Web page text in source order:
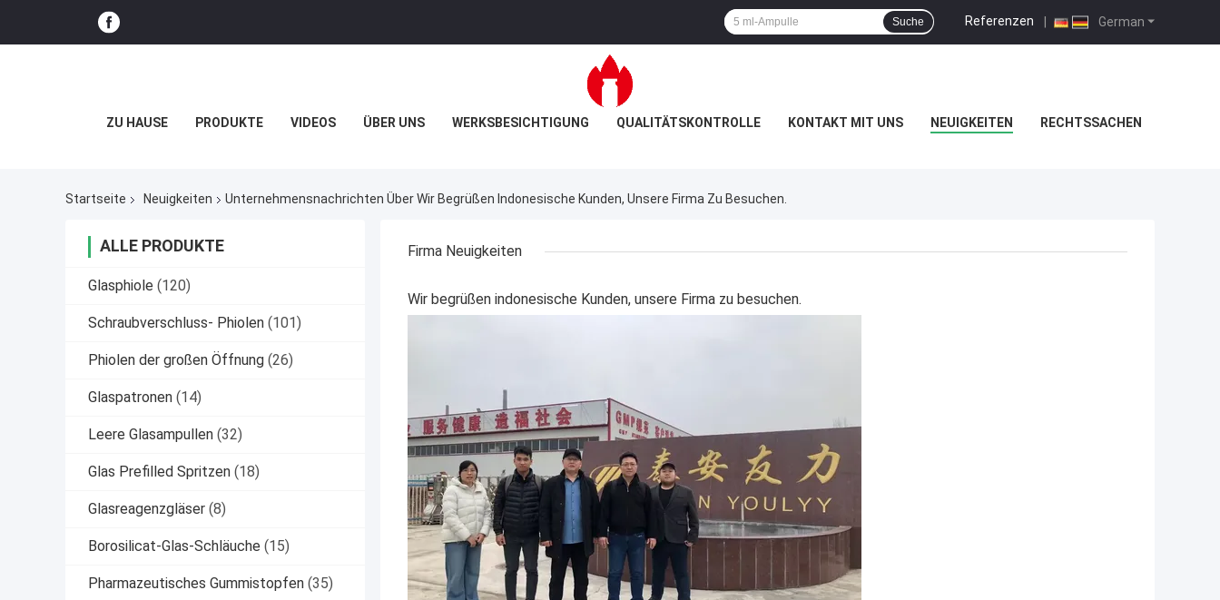
German
Referenzen |
Suche
ZU HAUSE PRODUKTE VIDEOS ÜBER UNS WERKSBESICHTIGUNG QUALITÄTSKONTROLLE KONTAKT MIT UNS NEUIGKEITEN RECHTSSACHEN
Startseite Neuigkeiten Unternehmensnachrichten Über Wir Begrüßen Indonesische Kunden, Unsere Firma Zu Besuchen.
ALLE PRODUKTE
Glasphiole (120)
Schraubverschluss- Phiolen (101)
Phiolen der großen Öffnung (26)
Glaspatronen (14)
Leere Glasampullen (32)
Glas Prefilled Spritzen (18)
Glasreagenzgläser (8)
Borosilicat-Glas-Schläuche (15)
Pharmazeutisches Gummistopfen (35)
Firma Neuigkeiten
Wir begrüßen indonesische Kunden, unsere Firma zu besuchen.